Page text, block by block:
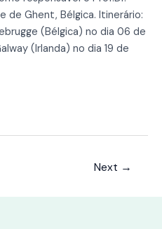
de Ghent, Bélgica. Itinerário:
(Bélgica) no dia 06 de
(Irlanda) no dia 19 de
Next →